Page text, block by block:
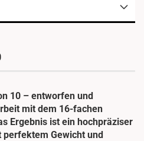
10 – entworfen und
mit dem 16-fachen
Ergebnis ist ein hochpräziser
perfektem Gewicht und